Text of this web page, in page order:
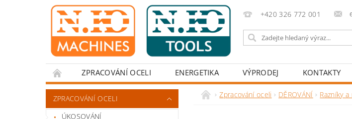
+420 326 772 001
ZPRACOVÁNÍ OCELI ENERGETIKA VÝPRODEJ KONTAKTY
ZPRACOVÁNÍ OCELI
ÚKOSOVÁNÍ
Zpracování oceli DĚROVÁNÍ Razníky